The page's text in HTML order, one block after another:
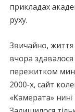
прикладах
руху.
Звичайно, життя
вчора здавалося
пережитком
2000-х, сайт
«Камерата» нині